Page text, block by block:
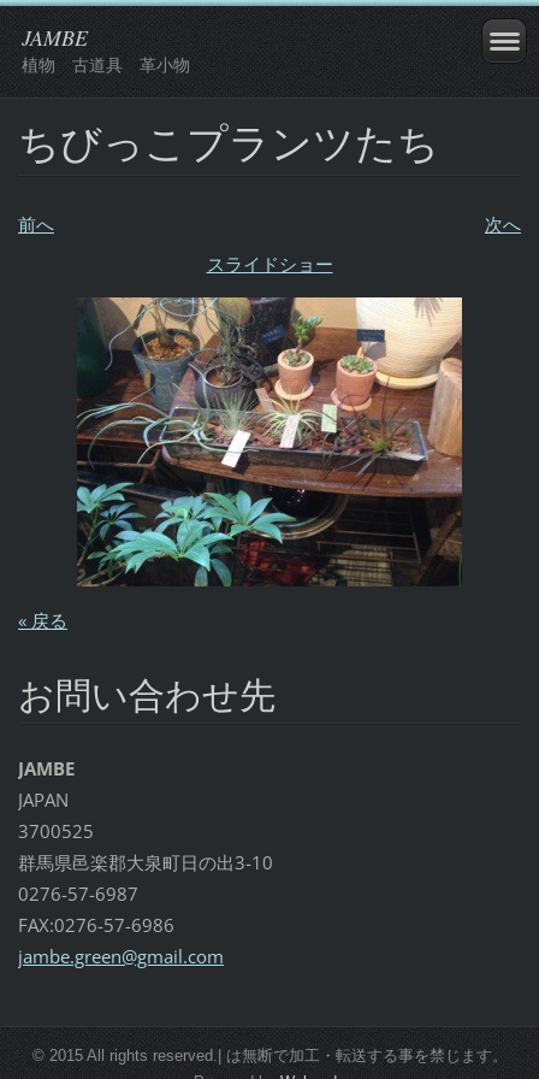
JAMBE
植物 古道具 革小物
ちびっこプランツたち
前へ
次へ
スライドショー
« 戻る
お問い合わせ先
JAMBE
JAPAN
3700525
群馬県邑楽郡大泉町日の出3-10
0276-57-6987
FAX:0276-57-6986
jambe.green@gmail.com
© 2015 All rights reserved.| は無断で加工・転送する事を禁じます。